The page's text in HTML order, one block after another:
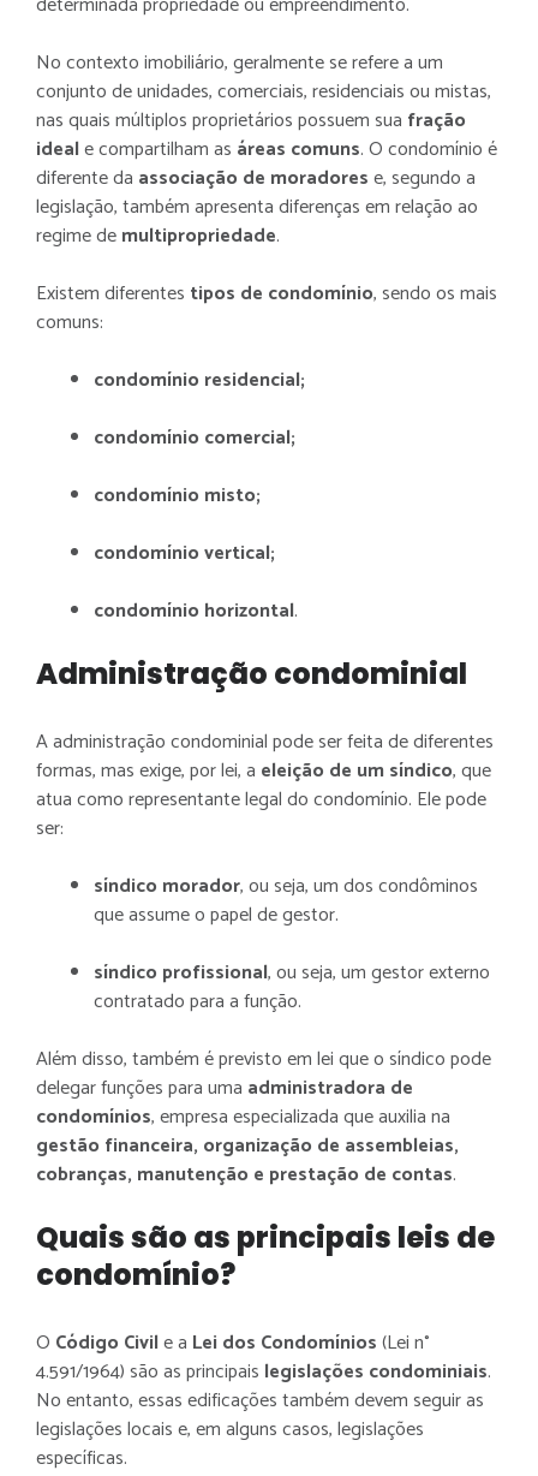
No contexto imobiliário, geralmente se refere a um
conjunto de unidades, comerciais, residenciais ou mistas,
nas quais múltiplos proprietários possuem sua fração
ideale compartilham as áreas comuns. O condomínio é
diferente da associação de moradorese, segundo a
legislação, também apresenta diferenças em relação ao
regime demultipropriedade.
Existem diferentes tipos de condomínio, sendo os mais
comuns:
condomínio residencial;
condomínio comercial;
condomínio misto;
condomínio vertical;
condomínio horizontal.
Administração condominial
A administração condominial pode ser feita de diferentes
formas, mas exige, por lei, a eleição de um síndico, que
atua como representante legal do condomínio. Ele pode
ser:
síndico morador, ou seja,um dos condôminos
que assume o papel de gestor.
síndico profissional, ou seja, um gestor externo
contratado para a função.
Além disso, também é previsto em lei que o síndico pode
delegar funções para uma administradora de
condomínios, empresa especializada que auxilia na
gestão financeira, organização de assembleias,
cobranças, manutenção e prestação de contas.
Quais são as principais leis de
condomínio?
O Código Civile a Lei dos Condomínios(Lei n°
4.591/1964) são as principais legislações condominiais.
No entanto, essas edificações também devem seguir as
legislações locais e, em alguns casos, legislações
específicas.